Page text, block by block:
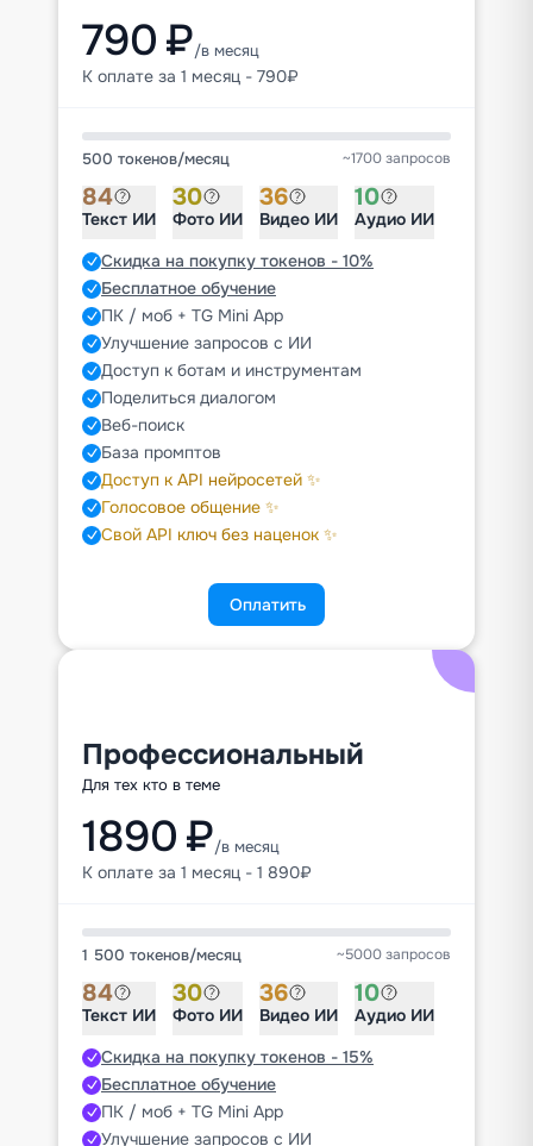
790 ₽/в месяц
К оплате за 1 месяц - 790₽
500 токенов/месяц ~1700 запросов
84
Текст ИИ
30
Фото ИИ
36
Видео ИИ
10
Аудио ИИ
Скидка на покупку токенов - 10%
Бесплатное обучение
ПК / моб + TG Mini App
Улучшение запросов с ИИ
Доступ к ботам и инструментам
Поделиться диалогом
Веб-поиск
База промптов
Доступ к API нейросетей ✨
Голосовое общение ✨
Свой API ключ без наценок ✨
Оплатить
Профессиональный
Для тех кто в теме
1890 ₽/в месяц
К оплате за 1 месяц - 1 890₽
1 500 токенов/месяц ~5000 запросов
84
Текст ИИ
30
Фото ИИ
36
Видео ИИ
10
Аудио ИИ
Скидка на покупку токенов - 15%
Бесплатное обучение
ПК / моб + TG Mini App
Улучшение запросов с ИИ